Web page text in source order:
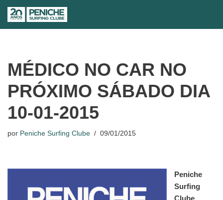
conteúdo
MÉDICO NO CAR NO
PRÓXIMO SÁBADO DIA
10-01-2015
por Peniche Surfing Clube 09/01/2015
Peniche
Surfing
Clube